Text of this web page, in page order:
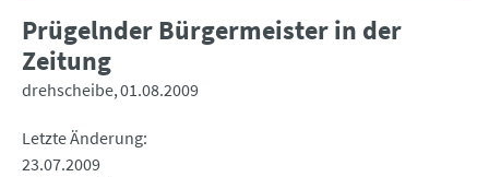
Prügelnder Bürgermeister in der
Zeitung
drehscheibe 01.08.2009
Letzte Änderung
23.07.2009